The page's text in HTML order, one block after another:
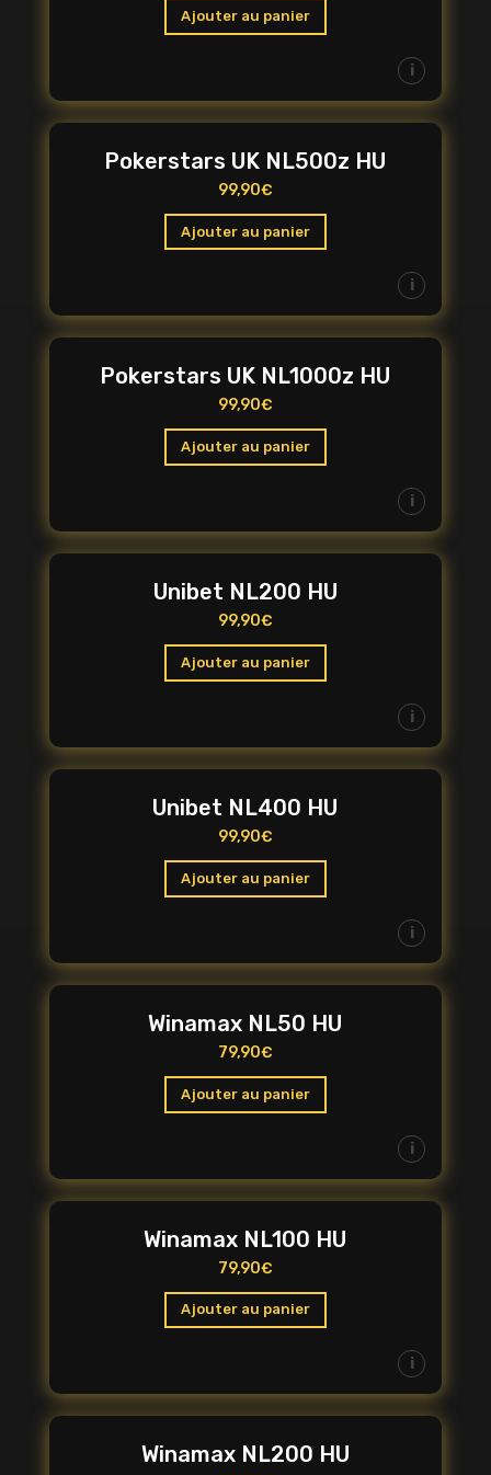
Ajouter au panier
i
Pokerstars UK NL500z HU
99,90€
Ajouter au panier
i
Pokerstars UK NL1000z HU
99,90€
Ajouter au panier
i
Unibet NL200 HU
99,90€
Ajouter au panier
i
Unibet NL400 HU
99,90€
Ajouter au panier
i
Winamax NL50 HU
79,90€
Ajouter au panier
i
Winamax NL100 HU
79,90€
Ajouter au panier
i
Winamax NL200 HU